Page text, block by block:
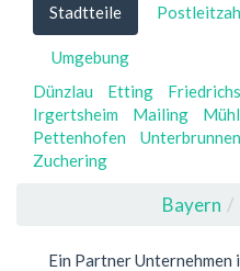
Stadtteile
Umgebung
Dünzlau
Etting
Irgertsheim
Mailing
Pettenhofen
Zuchering
Bayern
Ein Partner Unternehmen